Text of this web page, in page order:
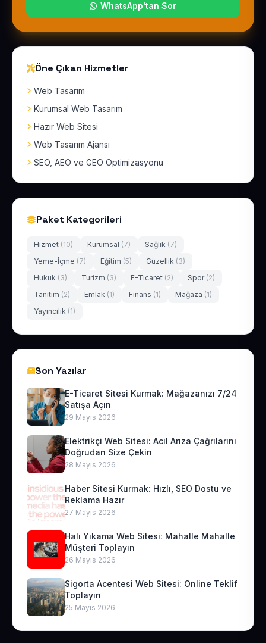
WhatsApp'tan Sor
Öne Çıkan Hizmetler
Web Tasarım
Kurumsal Web Tasarım
Hazır Web Sitesi
Web Tasarım Ajansı
SEO, AEO ve GEO Optimizasyonu
Paket Kategorileri
Hizmet (10) Kurumsal (7) Sağlık (7)
Yeme-İçme (7) Eğitim (5) Güzellik (3)
Hukuk (3) Turizm (3) E-Ticaret (2) Spor (2)
Tanıtım (2) Emlak (1) Finans (1) Mağaza (1)
Yayıncılık (1)
Son Yazılar
E-Ticaret Sitesi Kurmak: Mağazanızı 7/24
Satışa Açın
29 Mayıs 2026
Elektrikçi Web Sitesi: Acil Arıza Çağrılarını
Doğrudan Size Çekin
28 Mayıs 2026
Haber Sitesi Kurmak: Hızlı, SEO Dostu ve
Reklama Hazır
27 Mayıs 2026
Halı Yıkama Web Sitesi: Mahalle Mahalle
Müşteri Toplayın
26 Mayıs 2026
Sigorta Acentesi Web Sitesi: Online Teklif
Toplayın
25 Mayıs 2026